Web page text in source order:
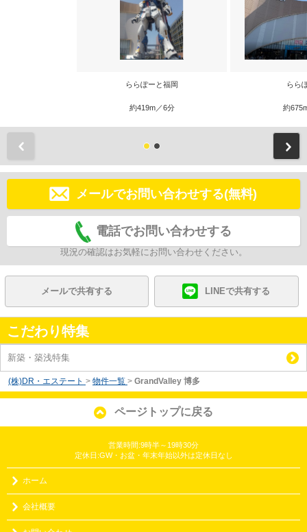
ららぽーと福岡
約419m／6分
らら
約
メールでお問い合わせする(無料)
電話でお問い合わせする
現況の確認はお気軽にお問い合わせください。
メールで共有する LINEで共有する
こだわり特集
新築・築浅特集
(株)DR・エステート > 物件一覧 > GrandValley 博多
ページトップに戻る
営業時間:9時半～19時30分
定休日:GW・お盆・年末年始以外は定休日なし
ホーム
会社概要